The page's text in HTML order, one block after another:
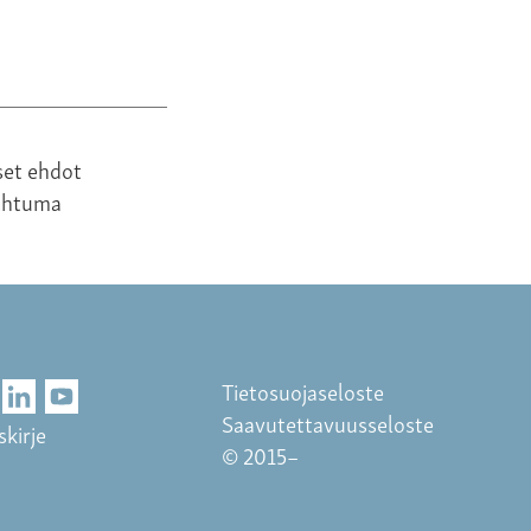
ehdot
Tietosuojaseloste
Saavutettavuusseloste
© 2015–